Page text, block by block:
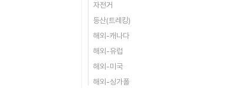
자전거
등산(트레킹)
해외-캐나다
해외-유럽
해외-미국
해외-싱가폴